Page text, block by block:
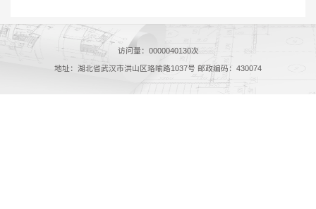
访问量： 0000040130次
地址：湖北省武汉市洪山区珞喻路1037号 邮政编码：430074